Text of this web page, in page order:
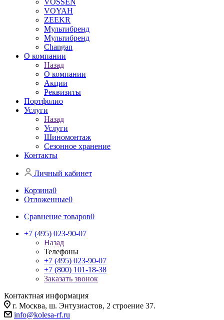
VOSSEN
VOYAH
ZEEKR
Мультибренд
Мультибренд
Сhangan
О компании
Назад
О компании
Акции
Реквизиты
Портфолио
Услуги
Назад
Услуги
Шиномонтаж
Сезонное хранение
Контакты
Личный кабинет
Корзина0
Отложенные0
Сравнение товаров0
+7 (495) 023-90-07
Назад
Телефоны
+7 (495) 023-90-07
+7 (800) 101-18-38
Заказать звонок
Контактная информация
г. Москва, ш. Энтузиастов, 2 строение 37.
info@kolesa-rf.ru